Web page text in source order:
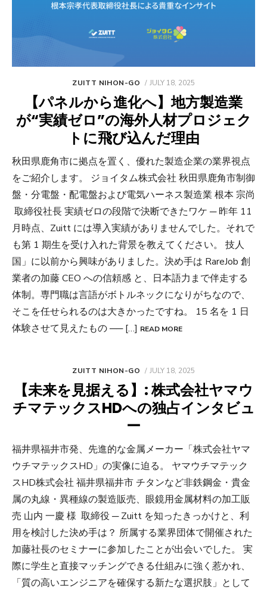
ZUITT NIHON-GO
POSTED
JULY 18, 2025
【パネルから進化へ】地方製造業
が“実績ゼロ”の海外人材プロジェク
トに飛び込んだ理由
秋田県鹿角市に拠点を置く、優れた製造企業の業界視点
をご紹介します。 ジョイタム株式会社 秋田県鹿角市制御
盤・分電盤・配電盤および電気ハーネス製造業 根本 宗尚
取締役社長 実績ゼロの段階で決断できたワケ ─ 昨年 11
月時点、Zuitt には導入実績がありませんでした。それで
も第 1 期生を受け入れた背景を教えてください。 技人
国」に以前から興味がありました。決め手は RareJob 創
業者の加藤 CEO への信頼感 と、日本語力まで伴走する
体制。専門職は言語がボトルネックになりがちなので、
そこを任せられるのは大きかったですね。 15 名を 1 日
体験させて見えたもの ── […] READ MORE
ZUITT NIHON-GO
POSTED
JULY 18, 2025
【未来を見据える】: 株式会社ヤマウ
チマテックスHDへの独占インタビュ
ー
福井県福井市発、先進的な金属メーカー「株式会社ヤマ
ウチマテックスHD」の実像に迫る。 ヤマウチマテック
スHD株式会社 福井県福井市 チタンなど非鉄鋼金・貴金
属の丸線・異種線の製造販売、眼鏡用金属材料の加工販
売 山内 一慶 様 取締役 ─ Zuitt を知ったきっかけと、利
用を検討した決め手は？ 所属する業界団体で開催された
加藤社長のセミナーに参加したことが出会いでした。 実
際に学生と直接マッチングできる仕組みに強く惹かれ、
「質の高いエンジニアを確保する新たな選択肢」として